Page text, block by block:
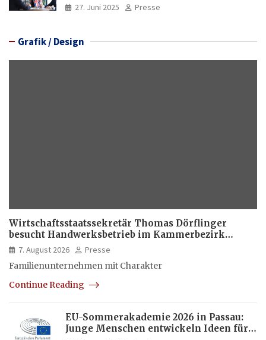
27. Juni 2025 Presse
Grafik / Design
Wirtschaftsstaatssekretär Thomas Dörflinger
besucht Handwerksbetrieb im Kammerbezirk
Freiburg
7. August 2026
Presse
Familienunternehmen mit Charakter
Continue Reading
EU-Sommerakademie 2026 in Passau:
Junge Menschen entwickeln Ideen für